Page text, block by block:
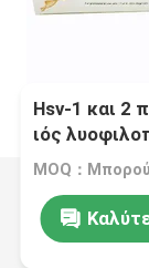
Hsv-1 και 2
ιός
έρπη